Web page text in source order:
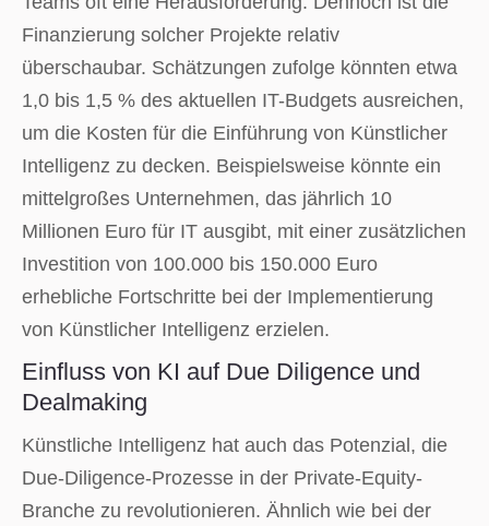
Finanzierung solcher Projekte relativ
überschaubar. Schätzungen zufolge könnten etwa
1,0 bis 1,5 % des aktuellen IT-Budgets ausreichen,
um die Kosten für die Einführung von Künstlicher
Intelligenz zu decken. Beispielsweise könnte ein
mittelgroßes Unternehmen, das jährlich 10
Millionen Euro für IT ausgibt, mit einer zusätzlichen
Investition von 100.000 bis 150.000 Euro
erhebliche Fortschritte bei der Implementierung
von Künstlicher Intelligenz erzielen.
Einfluss von KI auf Due Diligence und
Dealmaking
Künstliche Intelligenz hat auch das Potenzial, die
Due-Diligence-Prozesse in der Private-Equity-
Branche zu revolutionieren. Ähnlich wie bei der